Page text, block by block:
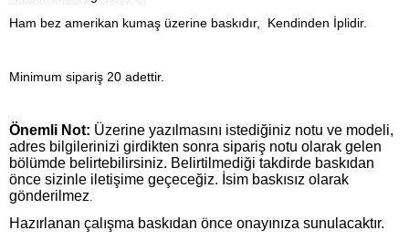
Ham bez amerikan kumaş üzerine baskıdır, Kendinden İplidir.
Minimum sipariş 20 adettir.
Önemli Not: Üzerine yazılmasını istediğiniz notu ve modeli,
adres bilgilerinizi girdikten sonra sipariş notu olarak gelen
bölümde belirtebilirsiniz. Belirtilmediği takdirde baskıdan
önce sizinle iletişime geçeceğiz. İsim baskısız olarak
gönderilmez
Hazırlanan çalışma baskıdan önce onayınıza sunulacaktır.